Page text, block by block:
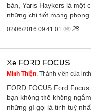
bản, Yaris Haykers là một
những chi tiết mang
02/06/2016 09:41:01 28
Xe FORD FOCUS
Minh Thiện , Thành viên của
FORD FOCUS Ford
bạn không thể không
những gì gọi là tinh tuý